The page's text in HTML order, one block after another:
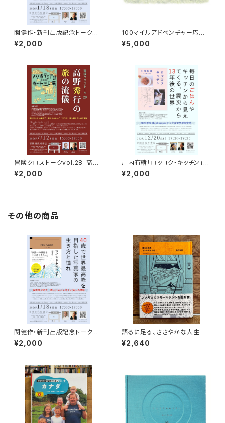
関健作・新刊出版記念トークイ
ベント録画視聴権
¥2,000
100マイルアドベンチャー応援
企画 9月13日トーク＆100マ
イルの歴史ZINE贈呈
¥5,000
冒険クロストークvol.28「高野
秀行の旅の流儀」録画視聴権
¥2,000
川内有緒「ロッコク・キッチン」出
版記念トークイベント録画視聴
権
¥2,000
その他の商品
関健作・新刊出版記念トークイ
ベント録画視聴権
¥2,000
語るに足る、ささやかな人生
¥2,640